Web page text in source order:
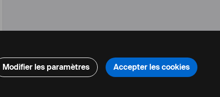
Modifier les paramètres Accepter les cookies